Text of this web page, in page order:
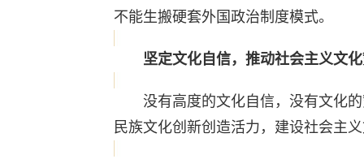
不能生搬硬套外国政治制度模式。
坚定文化自信，推动社会主义文化
没有高度的文化自信，没有文化的
民族文化创新创造活力，建设社会主